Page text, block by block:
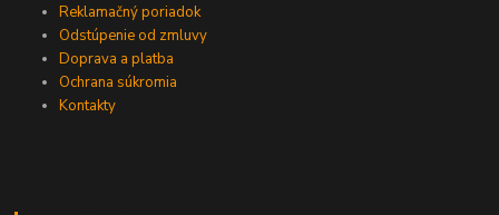
Reklamačný poriadok
Odstúpenie od zmluvy
Doprava a platba
Ochrana súkromia
Kontakty